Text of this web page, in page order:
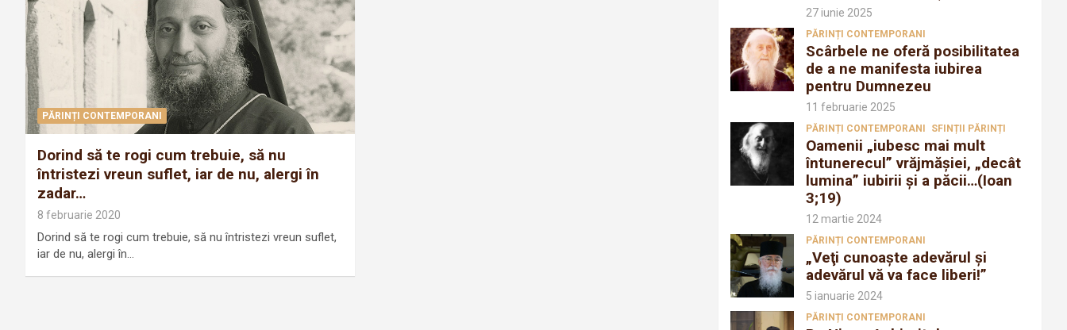
PĂRINȚI CONTEMPORANI
Dorind să te rogi cum trebuie, să nu
întristezi vreun suflet, iar de nu, alergi în
zadar…
8 februarie 2020
Dorind să te rogi cum trebuie, să nu întristezi vreun suflet,
iar de nu, alergi în…
27 iunie 2025
PĂRINȚI CONTEMPORANI
Scârbele ne oferă posibilitatea
de a ne manifesta iubirea
pentru Dumnezeu
11 februarie 2025
PĂRINȚI CONTEMPORANI SFINȚII PĂRINȚI
Oamenii „iubesc mai mult
întunerecul” vrăjmăşiei, „decât
lumina” iubirii şi a păcii…(Ioan
3;19)
12 martie 2024
PĂRINȚI CONTEMPORANI
„Veţi cunoaşte adevărul şi
adevărul vă va face liberi!”
5 ianuarie 2024
PĂRINȚI CONTEMPORANI